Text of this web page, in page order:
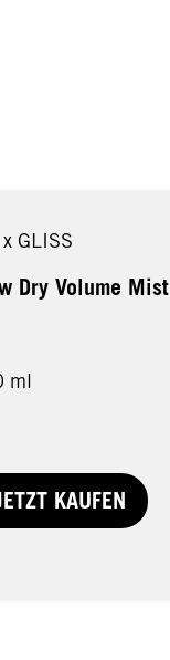
GLISS
Dry Volume Mist
ml
KAUFEN